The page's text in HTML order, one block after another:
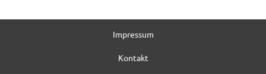
Impressum
Kontakt